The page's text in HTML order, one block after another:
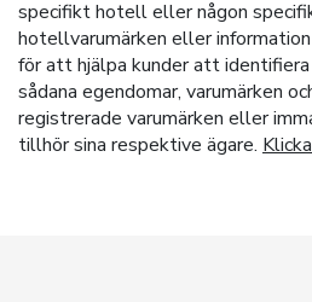
specifikt hotell eller någon
hotellvarumärken eller
för att hjälpa kunder att
sådana egendomar, varumärken
registrerade varumärken eller
tillhör sina respektive ägare.